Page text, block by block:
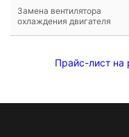
Замена вентилятора
охлаждения двигателя
Прайс-лист на